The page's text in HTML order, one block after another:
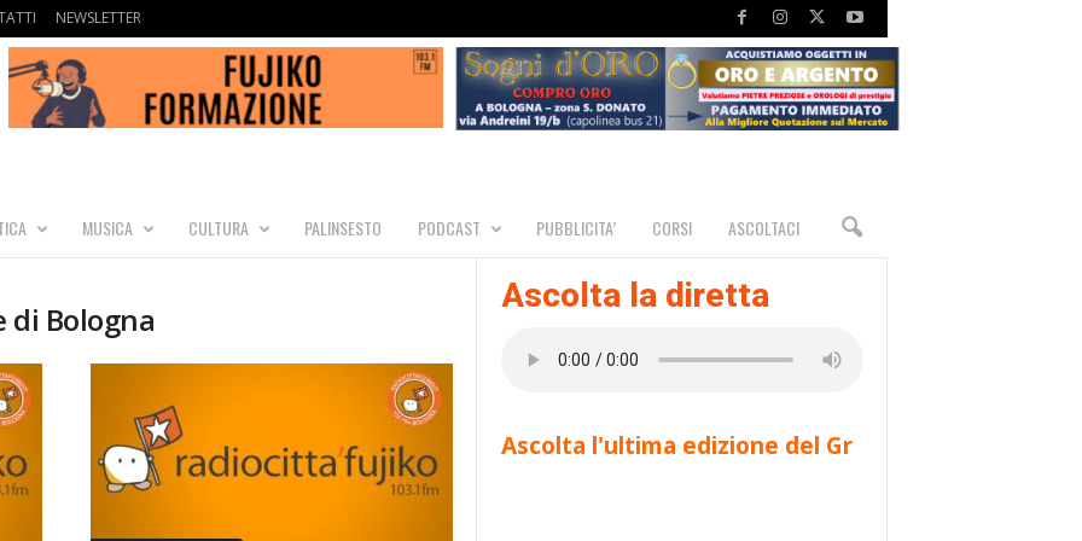
NEWSLETTER
MUSICA CULTURA PALINSESTO PODCAST PUBBLICITA’ CORSI ASCOLTACI
di Bologna
Ascolta la diretta
Ascolta l'ultima edizione del Gr